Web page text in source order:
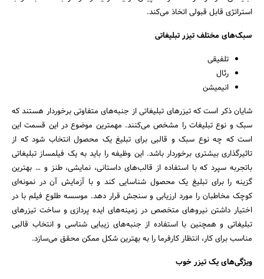
استراتژی قابل قبولی اتخاذ می‌کند.
سبک‌های مختلف تیزر تبلیغاتی
تلفیقی
رئال
انیمیشن
شایان ذکر است که تیزرهای تبلیغاتی از جنبه‌های متفاوتی برخوردار هستند که
سبک و نوع تبلیغات را مشخص می‌کنند. مهمترین موضوع در این قسمت این
است که چه نوع سبک و قالبی برای تبلیغ یک محصول انتخاب شود که از
تاثیرگذاری بیشتری برخوردار باشد. این وظیفه را باید به یک فیلمساز تبلیغاتی
باتجربه سپرد که با استفاده از قالب‌های داستانی، نمایشی، طنز و … بهترین
گزینه را برای تبلیغ یک محصول شناسایی کند و با آزمایش آن در نمونه‌ای
کوچک مخاطبان را مورد ارزیابی و سنجش قرار دهد. موسسه طلوع فیلم با در
اختیار داشتن نیروهای متخصص در زمینه‌های ایده پردازی و ساخت تیزرهای
تبلیغاتی و همچنین با استفاده از جنبه‌های زیبایی شناسی و انتخاب قالبی
مناسب برای کار، انتظار کارفرما را به بهترین شکل ممکن محقق می‌سازد.
ویژگی‌های یک تیزر خوب